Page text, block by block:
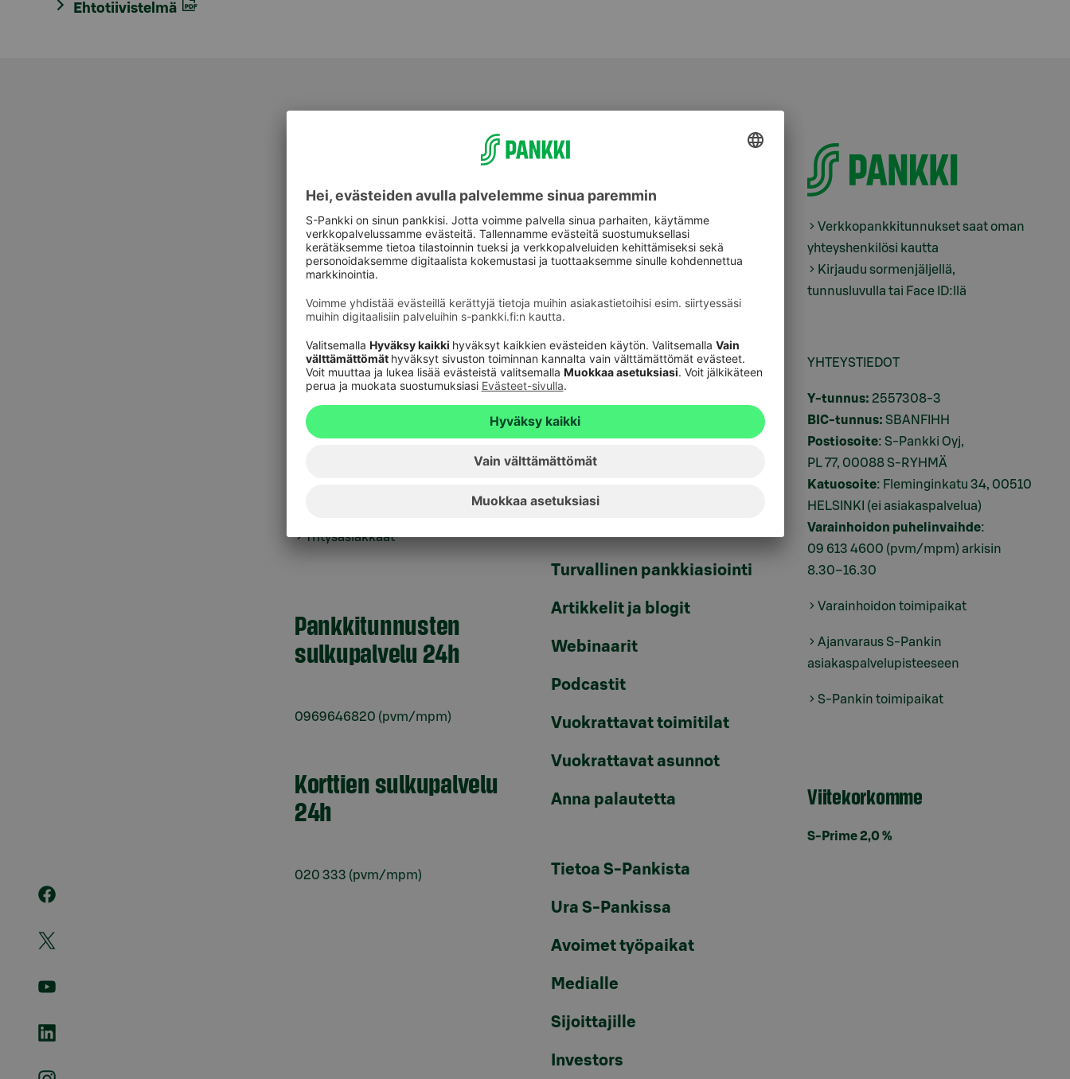
Ehtotiivistelmä
Asiakastuki
Private Banking -asiakkaana voit olla
suoraan yhteydessä
yksityispankkiiriisi.
Talonyhtiöt ja suurasiakkaat voivat olla
Yritysasiakkaat
Pankkitunnusten
sulkupalvelu 24h
0969646820 (pvm/mpm)
Korttien sulkupalvelu
24h
020 333 (pvm/mpm)
Oikopolut
Palvelut
Sähköinen allekirjoitus
Rahastot
Vaihtoehtoiset sijoitukset
Päivitä asiakastietosi
Tule asiakkaaksi
Palveluhinnasto
Usein kysyttyä
Turvallinen pankkiasiointi
Artikkelit ja blogit
Webinaarit
Podcastit
Vuokrattavat toimitilat
Vuokrattavat asunnot
Anna palautetta
Tietoa S-Pankista
Ura S-Pankissa
Avoimet työpaikat
Medialle
Sijoittajille
Investors
Verkkopankkitunnukset saat oman
yhteyshenkilösi kautta
Kirjaudu sormenjäljellä,
tunnusluvulla tai Face ID:llä
YHTEYSTIEDOT
Y-tunnus: 2557308-3
BIC-tunnus: SBANFIHH
Postiosoite: S-Pankki Oyj,
PL 77, 00088 S-RYHMÄ
Katuosoite: Fleminginkatu 34, 00510
HELSINKI (ei asiakaspalvelua)
Varainhoidon puhelinvaihde:
09 613 4600 (pvm/mpm) arkisin
8.30–16.30
Varainhoidon toimipaikat
Ajanvaraus S-Pankin
asiakaspalvelupisteeseen
S-Pankin toimipaikat
Viitekorkomme
S-Prime 2,0 %